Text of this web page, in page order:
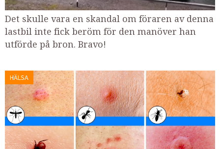
Det skulle vara en skandal om föraren av denna
lastbil inte fick beröm för den manöver han
utförde på bron. Bravo!
HÄLSA